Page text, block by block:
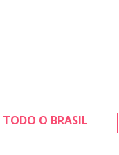
O BRASIL